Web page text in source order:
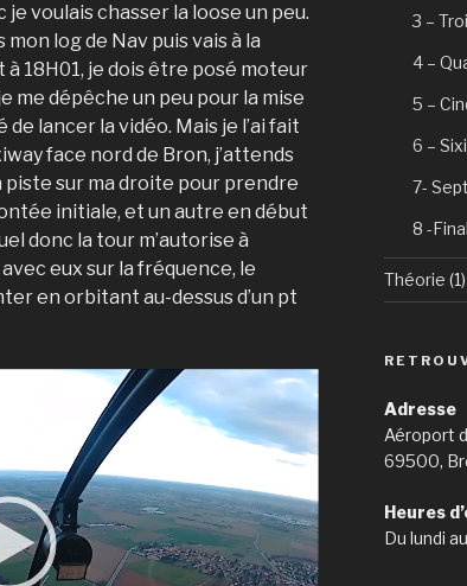
voulais chasser la loose un peu.
log de Nav puis vais à la
18H01, je dois être posé moteur
dépêche un peu pour la mise
de lancer la vidéo. Mais je l’ai fait
face nord de Bron, j’attends
piste sur ma droite pour prendre
initiale, et un autre en début
donc la tour m’autorise à
eux sur la fréquence, le
en orbitant au-dessus d’un pt
3 –
4 –
5 –
6 –
7-
8 -Final
Théorie (1)
Adresse
Aéroport
69500,
Heures
Du lundi